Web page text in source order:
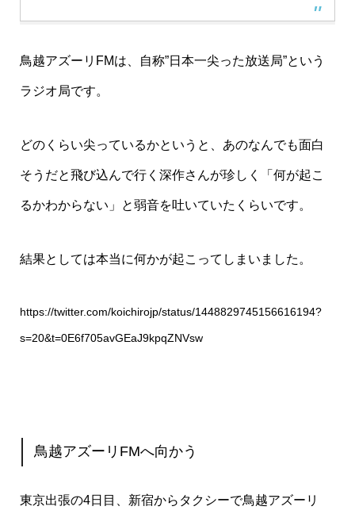
鳥越アズーリFMは、自称”日本一尖った放送局”という
ラジオ局です。
どのくらい尖っているかというと、あのなんでも面白
そうだと飛び込んで行く深作さんが珍しく「何が起こ
るかわからない」と弱音を吐いていたくらいです。
結果としては本当に何かが起こってしまいました。
https://twitter.com/koichirojp/status/1448829745156616194?
s=20&t=0E6f705avGEaJ9kpqZNVsw
鳥越アズーリFMへ向かう
東京出張の4日目、新宿からタクシーで鳥越アズーリ